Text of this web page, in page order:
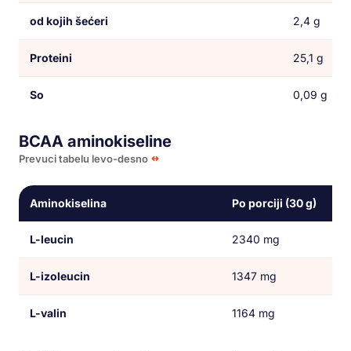
od kojih šećeri 2,4 g
Proteini 25,1 g
So 0,09 g
BCAA aminokiseline
Prevuci tabelu levo-desno
Aminokiselina Po porciji (30 g)
L-leucin 2340 mg
L-izoleucin 1347 mg
L-valin 1164 mg